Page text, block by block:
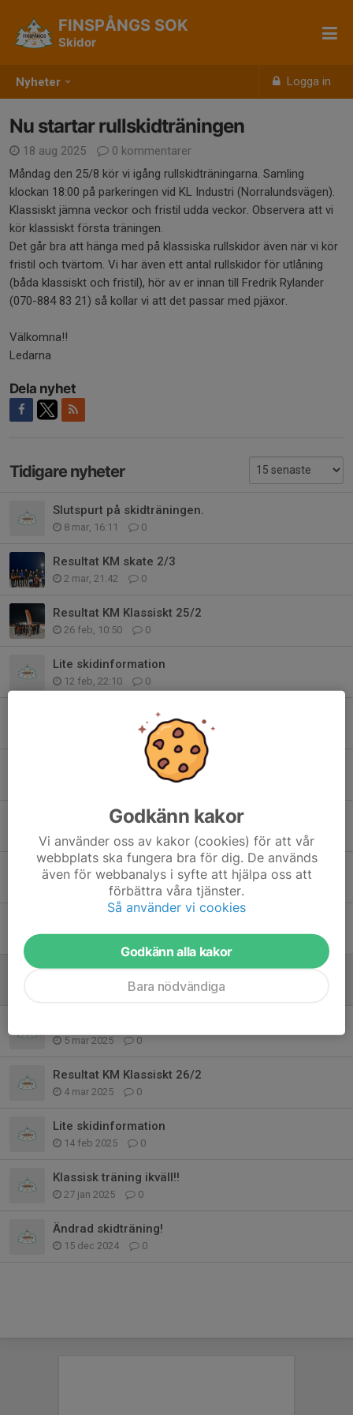
Nyheter Logga in
FINSPÅNGS SOK
Skidor
Nu startar rullskidträningen
18 aug 2025
0 kommentarer
Måndag den 25/8 kör vi igång rullskidträningarna. Samling
klockan 18:00 på parkeringen vid KL Industri (Norralundsvägen).
Klassiskt jämna veckor och fristil udda veckor. Observera att vi
kör klassiskt första träningen.
Det går bra att hänga med på klassiska rullskidor även när vi kör
fristil och tvärtom. Vi har även ett antal rullskidor för utlåning
(båda klassiskt och fristil), hör av er innan till Fredrik Rylander
(070-884 83 21) så kollar vi att det passar med pjäxor.
Välkomna!!
Ledarna
Dela nyhet
Tidigare nyheter
Slutspurt på skidträningen.
8 mar, 16:11 0
Resultat KM skate 2/3
2 mar, 21:42 0
Resultat KM Klassiskt 25/2
26 feb, 10:50 0
Lite skidinformation
12 feb, 22:10 0
0
Inställd rullskidträning!
16 nov 2025
Ändrad starttid för träningar!
8 nov 2025 0
22 okt 2025 0
Nu startar rullskidträningen
0
5 mar 2025 0
Resultat KM Klassiskt 26/2
4 mar 2025 0
Lite skidinformation
14 feb 2025 0
Klassisk träning ikväll!!
27 jan 2025 0
Ändrad skidträning!
15 dec 2024 0
Godkänn kakor
Vi använder oss av kakor (cookies) för att vår
webbplats ska fungera bra för dig. De används
även för webbanalys i syfte att hjälpa oss att
förbättra våra tjänster.
Så använder vi cookies
Godkänn alla kakor
Bara nödvändiga